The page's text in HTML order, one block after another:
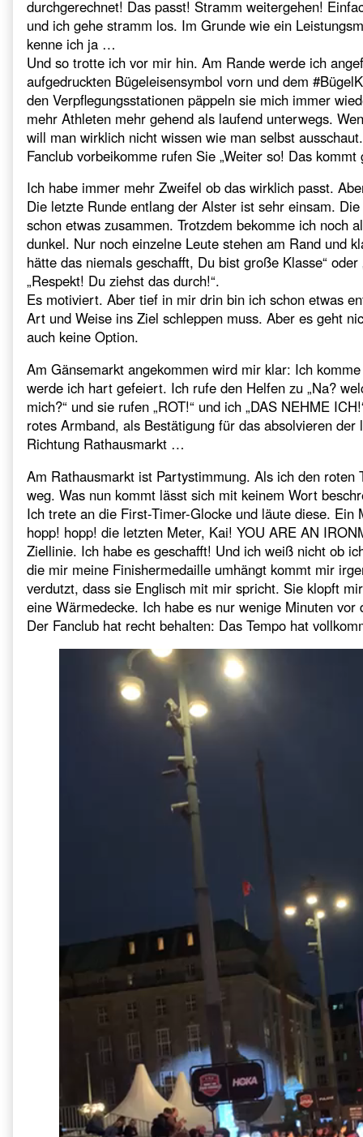
durchgerechnet! Das passt! Stramm weitergehen!
und ich gehe stramm los. Im Grunde wie ein
kenne ich ja …
Und so trotte ich vor mir hin. Am Rande werde ich
aufgedruckten Bügeleisensymbol vorn und dem
den Verpflegungsstationen päppeln sie mich immer
mehr Athleten mehr gehend als laufend unterwegs.
will man wirklich nicht wissen wie man selbst
Fanclub vorbeikomme rufen Sie „Weiter so! Das
Ich habe immer mehr Zweifel ob das wirklich passt.
Die letzte Runde entlang der Alster ist sehr einsam.
schon etwas zusammen. Trotzdem bekomme ich noch
dunkel. Nur noch einzelne Leute stehen am Rand und
hätte das niemals geschafft, Du bist große Klasse“ oder
„Respekt! Du ziehst das durch!“.
Es motiviert. Aber tief in mir drin bin ich schon etwas
Art und Weise ins Ziel schleppen muss. Aber es geht
auch keine Option.
Am Gänsemarkt angekommen wird mir klar: Ich
werde ich hart gefeiert. Ich rufe den Helfen zu „Na?
mich?“ und sie rufen „ROT!“ und ich „DAS NEHME
rotes Armband, als Bestätigung für das absolvieren
Richtung Rathausmarkt …
Am Rathausmarkt ist Partystimmung. Als ich den roten
weg. Was nun kommt lässt sich mit keinem Wort
Ich trete an die First-Timer-Glocke und läute diese. Ein
hopp! hopp! die letzten Meter, Kai! YOU ARE AN
Ziellinie. Ich habe es geschafft! Und ich weiß nicht ob
die mir meine Finishermedaille umhängt kommt mir
verdutzt, dass sie Englisch mit mir spricht. Sie klopft
eine Wärmedecke. Ich habe es nur wenige Minuten
Der Fanclub hat recht behalten: Das Tempo hat